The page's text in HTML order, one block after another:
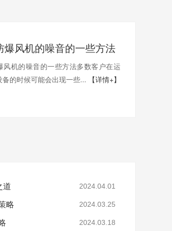
爆风机的噪音的一些方法
风机的噪音的一些方法多数客户在运
备的时候可能会出现一些...
【详情+】
道 2024.04.01
略 2024.03.25
2024.03.18